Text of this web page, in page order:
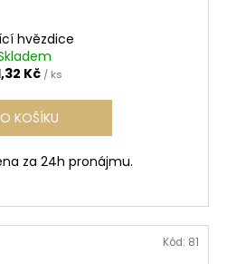
hvězdice
Kč / ks
KOŠÍKU
za 24h pronájmu.
Kód: 81